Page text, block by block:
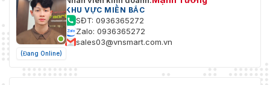
(Đang Online)
KHU VỰC MIỀN BẮC
SĐT: 0936365272
Zalo: 0936365272
sales03@vnsmart.com.vn